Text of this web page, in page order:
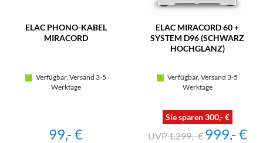
ELAC PHONO-KABEL
MIRACORD
Verfügbar, Versand 3-5
Werktage
99,- €
ELAC MIRACORD 60 +
SYSTEM D96 (SCHWARZ
HOCHGLANZ)
Verfügbar, Versand 3-5
Werktage
Sie sparen 300,- €
1.299,- € 999,- €